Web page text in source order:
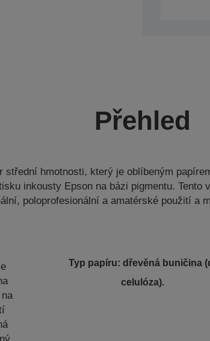
Přehled
střední hmotnosti, který je oblíbeným
inkousty Epson na bázi pigmentu. Tento
poloprofesionální a amatérské použití a
Typ papíru: dřevěná buničina
celulóza).